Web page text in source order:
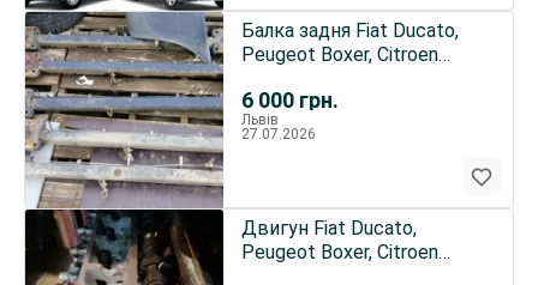
6 000 грн.
Балка задня Fiat Ducato,
Peugeot Boxer, Citroen
Львів
27.07.2026
Двигун Fiat Ducato,
Peugeot Boxer, Citroen